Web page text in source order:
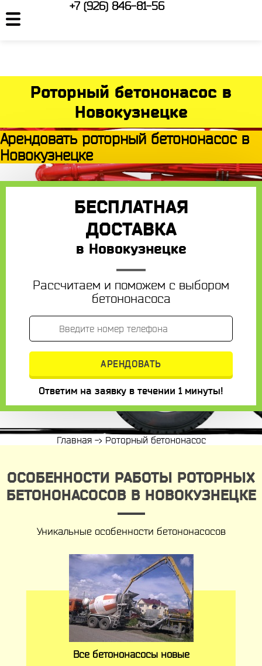
+7 (926) 846-81-56
Роторный бетононасос в
Новокузнецке
Арендовать роторный бетононасос в
Новокузнецке
БЕСПЛАТНАЯ
ДОСТАВКА
в Новокузнецке
Рассчитаем и поможем с выбором
бетононасоса
Ответим на заявку в течении 1 минуты!
Главная-> Роторный бетононасос
ОСОБЕННОСТИ РАБОТЫ РОТОРНЫХ
БЕТОНОНАСОСОВ В НОВОКУЗНЕЦКЕ
Уникальные особенности бетононасосов
Все бетононасосы новые